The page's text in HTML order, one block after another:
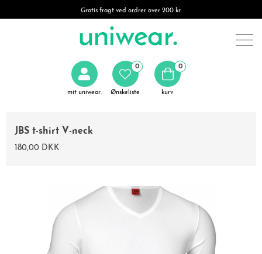
Gratis fragt ved ordrer over 200 kr.
mit uniwear. Ønskeliste
0 0
kurv
JBS t-shirt V-neck
180,00 DKK